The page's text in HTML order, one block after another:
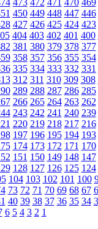
473 472 471 470 469
450 449 448 447 446
427 426 425 424 423
404 403 402 401 400
381 380 379 378 377
358 357 356 355 354
335 334 333 332 331
312 311 310 309 308
289 288 287 286 285
266 265 264 263 262
243 242 241 240 239
220 219 218 217 216
197 196 195 194 193
174 173 172 171 170
151 150 149 148 147
128 127 126 125 124
104 103 102 101 100
73 72 71 70 69 68 67
40 39 38 37 36 35 34
6 5 4 3 2 1